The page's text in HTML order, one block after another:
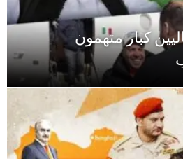
كبار متهمون